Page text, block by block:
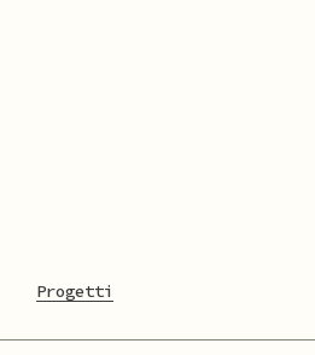
Progetti